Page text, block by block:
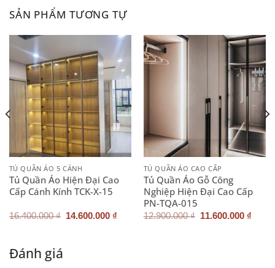
SẢN PHẨM TƯƠNG TỰ
TỦ QUẦN ÁO 5 CÁNH
Tủ Quần Áo Hiện Đại Cao
Cấp Cánh Kính TCK-X-15
16.400.000₫ Giá
14.600.000 ₫
TỦ QUẦN ÁO CAO CẤP
Tủ Quần Áo Gỗ Công
Nghiệp Hiện Đại Cao Cấp
PN-TQA-015
12.900.000₫ Giá
11.600.000 ₫
₫.
Đánh giá